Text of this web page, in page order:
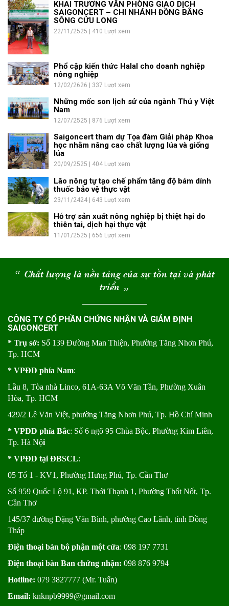
KHAI TRƯƠNG VĂN PHÒNG GIAO DỊCH
SAIGONCERT – CHI NHÁNH ĐỒNG BẰNG
SÔNG CỬU LONG
22/11/2525 | 410 Lượt xem
Phổ cập kiến thức Halal cho doanh nghiệp
nông nghiệp
12/02/2626 | 337 Lượt xem
Những mốc son lịch sử của ngành Thú y Việt
Nam
12/07/2525 | 876 Lượt xem
Saigoncert tham dự Tọa đàm Giải pháp Khoa
học nhằm nâng cao chất lượng lúa và giống
lúa
20/09/2525 | 404 Lượt xem
Lão nông tự tạo chế phẩm tăng độ bám dính
thuốc bảo vệ thực vật
23/11/2424 | 643 Lượt xem
Hỗ trợ sản xuất nông nghiệp bị thiệt hại do
thiên tai, dịch hại thực vật
11/01/2525 | 656 Lượt xem
“ Chất lượng là nền tảng của sự tồn tại và phát
triển “
CÔNG TY CỔ PHẦN CHỨNG NHẬN VÀ GIÁM ĐỊNH
SAIGONCERT
* Trụ sở: Số 139 Đường Man Thiện, Phường Tăng Nhơn Phú,
Tp. HCM
* VPĐD phía Nam:
Lầu 8, Tòa nhà Linco, 61A-63A Võ Văn Tần, Phường Xuân
Hòa, Tp. HCM
429/2 Lê Văn Việt, phường Tăng Nhơn Phú, Tp. Hồ Chí Minh
* VPĐD phía Bắc: Số 6 ngõ 95 Chùa Bộc, Phường Kim Liên,
Tp. Hà Nội
* VPĐD tại ĐBSCL:
05 Tổ 1 - KV1, Phường Hưng Phú, Tp. Cần Thơ
Số 959 Quốc Lộ 91, KP. Thới Thạnh 1, Phường Thốt Nốt, Tp.
Cần Thơ
145/37 đường Đặng Văn Bình, phường Cao Lãnh, tỉnh Đồng
Tháp
Điện thoại bàn bộ phận một cửa: 098 197 7731
Điện thoại bàn Ban chứng nhận: 098 876 9794
Hotline: 079 3827777 (Mr. Tuấn)
Email: knknpb9999@gmail.com